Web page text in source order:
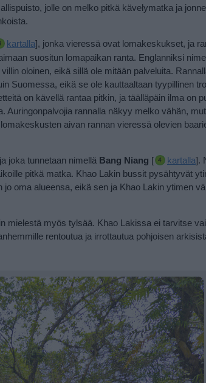
jolle on melko pitkä kävelymatka ja
kartalla], jonka vieressä ovat lomakeskukset, ja
suositun lomapaikan ranta. Englanniksi
oloinen, eikä sillä ole mitään palveluita.
Suomessa, eikä se ole kauttaaltaan tyypillinen
on kävellä rantaa pitkin, ja täälläpäin ilma on
Auringonpalvojia rannalla näkyy melko vähän,
aivan rannan vieressä olevien
joka tunnetaan nimellä Bang Niang [ kartalla].
pitkä matka. Khao Lakin bussit pysähtyvät
oma alueensa, eikä sen ja Khao Lakin ytimen
mielestä myös tylsää. Khao Lakissa ei tarvitse
rentoutua ja irrottautua pohjoisen